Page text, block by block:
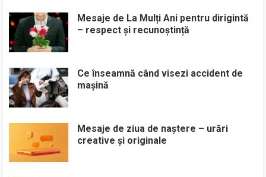
Mesaje de La Mulți Ani pentru dirigintă
– respect și recunoștință
Ce înseamnă când visezi accident de
mașină
Mesaje de ziua de naștere – urări
creative și originale